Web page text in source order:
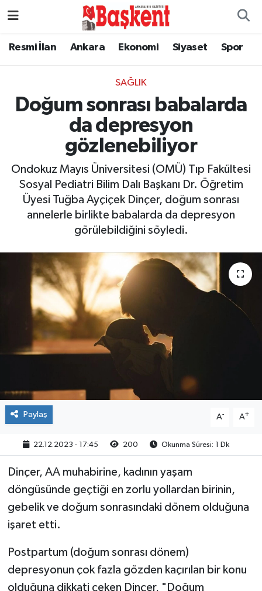
Resmi İlan Ankara Ekonomi Siyaset Spor
SAĞLIK
Doğum sonrası babalarda
da depresyon
gözlenebiliyor
Ondokuz Mayıs Üniversitesi (OMÜ) Tıp Fakültesi
Sosyal Pediatri Bilim Dalı Başkanı Dr. Öğretim
Üyesi Tuğba Ayçiçek Dinçer, doğum sonrası
annelerle birlikte babalarda da depresyon
görülebildiğini söyledi.
Paylaş A- A+
22.12.2023 - 17:45 200 Okunma Süresi: 1 Dk
Dinçer, AA muhabirine, kadının yaşam
döngüsünde geçtiği en zorlu yollardan birinin,
gebelik ve doğum sonrasındaki dönem olduğuna
işaret etti.
Postpartum (doğum sonrası dönem)
depresyonun çok fazla gözden kaçırılan bir konu
olduğuna dikkati çeken Dinçer, "Doğum